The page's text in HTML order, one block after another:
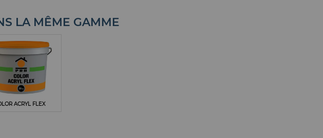
LA MÊME GAMME
ACRYL FLEX